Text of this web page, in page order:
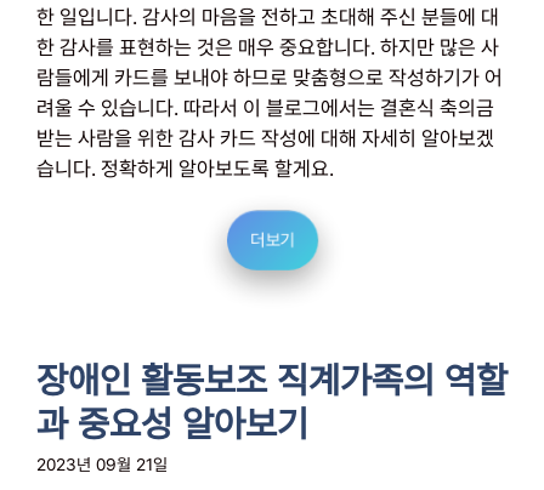
한 일입니다. 감사의 마음을 전하고 초대해 주신 분들에 대
한 감사를 표현하는 것은 매우 중요합니다. 하지만 많은 사
람들에게 카드를 보내야 하므로 맞춤형으로 작성하기가 어
려울 수 있습니다. 따라서 이 블로그에서는 결혼식 축의금
받는 사람을 위한 감사 카드 작성에 대해 자세히 알아보겠
습니다. 정확하게 알아보도록 할게요.
더보기
장애인 활동보조 직계가족의 역할
과 중요성 알아보기
2023년 09월 21일